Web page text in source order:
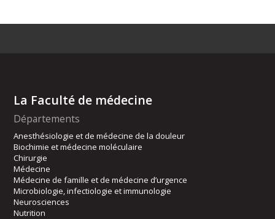
La Faculté de médecine
Départements
Anesthésiologie et de médecine de la douleur
Biochimie et médecine moléculaire
Chirurgie
Médecine
Médecine de famille et de médecine d’urgence
Microbiologie, infectiologie et immunologie
Neurosciences
Nutrition